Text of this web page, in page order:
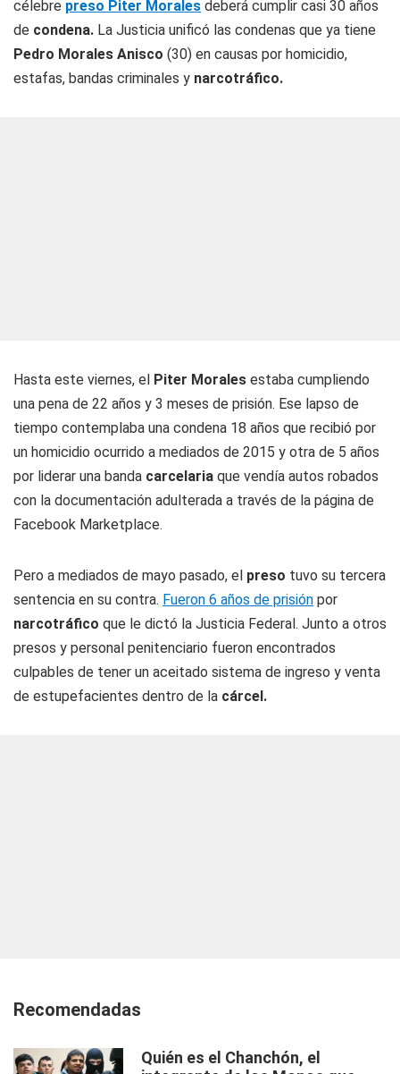
célebre preso Piter Morales deberá cumplir casi 30 años
de condena. La Justicia unificó las condenas que ya tiene
Pedro Morales Anisco (30) en causas por homicidio,
estafas, bandas criminales y narcotráfico.
Hasta este viernes, el Piter Morales estaba cumpliendo
una pena de 22 años y 3 meses de prisión. Ese lapso de
tiempo contemplaba una condena 18 años que recibió por
un homicidio ocurrido a mediados de 2015 y otra de 5 años
por liderar una banda carcelaria que vendía autos robados
con la documentación adulterada a través de la página de
Facebook Marketplace.
Pero a mediados de mayo pasado, el preso tuvo su tercera
sentencia en su contra. Fueron 6 años de prisión por
narcotráfico que le dictó la Justicia Federal. Junto a otros
presos y personal penitenciario fueron encontrados
culpables de tener un aceitado sistema de ingreso y venta
de estupefacientes dentro de la cárcel.
Recomendadas
Quién es el Chanchón, el